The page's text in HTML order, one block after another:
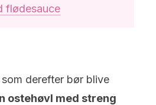
flødesauce
derefter bør blive
ostehøvl med streng